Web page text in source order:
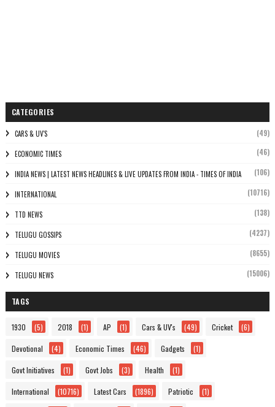
CATEGORIES
CARS & UV'S (49)
ECONOMIC TIMES (46)
INDIA NEWS | LATEST NEWS HEADLINES & LIVE UPDATES FROM INDIA - TIMES OF INDIA (106)
INTERNATIONAL (10716)
TTD NEWS (138)
TELUGU GOSSIPS (4237)
TELUGU MOVIES (8655)
TELUGU NEWS (15006)
TAGS
1930 (5) 2018 (1) AP (1) Cars & UV's (49) Cricket (6)
Devotional (4) Economic Times (46) Gadgets (1)
Govt Initiatives (1) Govt Jobs (3) Health (1)
International (10716) Latest Cars (1896) Patriotic (1)